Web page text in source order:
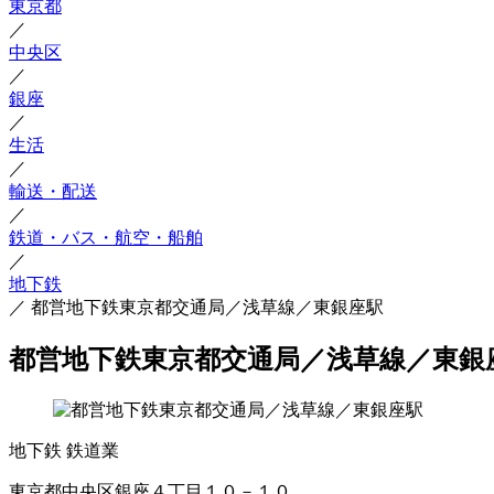
東京都
／
中央区
／
銀座
／
生活
／
輸送・配送
／
鉄道・バス・航空・船舶
／
地下鉄
／ 都営地下鉄東京都交通局／浅草線／東銀座駅
都営地下鉄東京都交通局／浅草線／東銀
地下鉄 鉄道業